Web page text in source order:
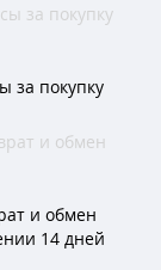
за покупку
и обмен
14 дней